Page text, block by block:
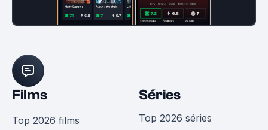
Films
Top 2026 films
Séries
Top 2026 séries